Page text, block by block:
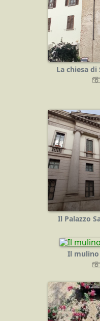
La chiesa
Il Palazzo
Il mulino